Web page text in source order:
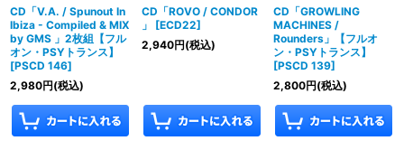
CD「V.A. / Spunout In
Ibiza - Compiled & MIX
by GMS 」2枚組【フル
オン・PSYトランス】
[PSCD 146]
2,980円(税込)
CD「ROVO / CONDOR
」
[ECD22]
2,940円(税込)
CD「GROWLING
MACHINES /
Rounders」【フルオ
ン・PSYトランス】
[PSCD 139]
2,800円(税込)